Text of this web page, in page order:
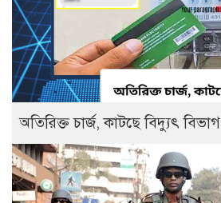
অতিরিক্ত চার্জ, কাটছে বিদ্যুৎ বিভাগ